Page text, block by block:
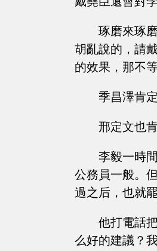
琢磨來琢
胡亂說的，請
的效果，那不
季昌澤肯
邢定文也
李毅一時
公務員一般。
過之后，也就罷
他打電話
么好的建議？